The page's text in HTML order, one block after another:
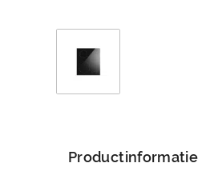
Productinformatie